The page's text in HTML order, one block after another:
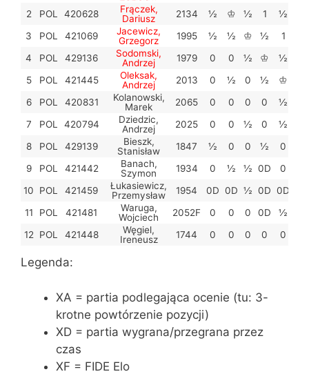
2
POL 420628
Frączek,
Dariusz
2134 ½ ♔ ½ 1 ½
3
POL 421069
Jacewicz,
Grzegorz
1995 ½ ½ ♔ ½ 1
4
POL 429136
Sodomski,
Andrzej
1979 0 0 ½ ♔ ½
5
POL 421445
Oleksak,
Andrzej
2013 0 ½ 0 ½ ♔
6
POL 420831
Kolanowski,
Marek
2065 0 0 0 0 ½
7
POL 420794
Dziedzic,
Andrzej
2025 0 0 ½ 0 ½
8
POL 429139
Bieszk,
Stanisław
1847 ½ 0 0 ½ 0
9
POL 421442
Banach,
Szymon
1934 0 ½ ½ 0D 0
10
POL 421459
Łukasiewicz,
Przemysław
1954 0D 0D ½ 0D 0D
11
POL 421481
Waruga,
Wojciech
2052F 0 0 0 0D ½
12
POL 421448
Węgiel,
Ireneusz
1744 0 0 0 0 0
Legenda:
XA = partia podlegająca ocenie (tu: 3-
krotne powtórzenie pozycji)
XD = partia wygrana/przegrana przez
czas
XF = FIDE Elo